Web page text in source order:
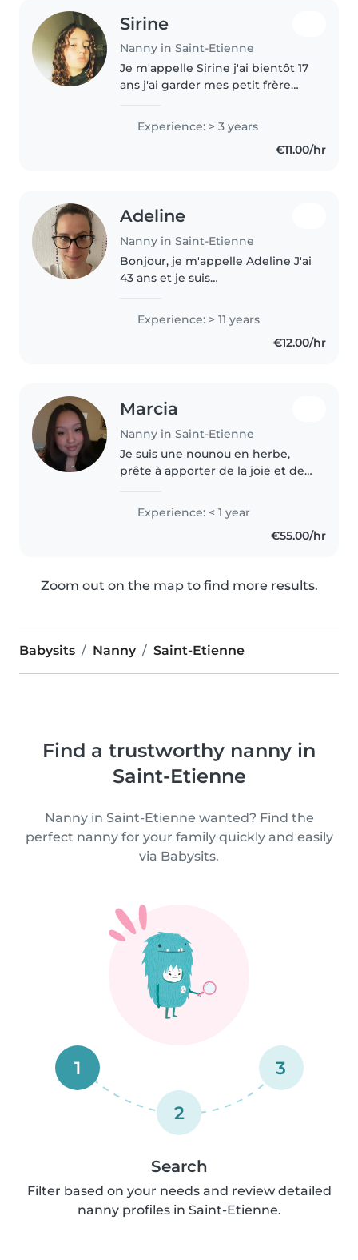
Sirine
Nanny in Saint-Etienne
Je m'appelle Sirine j'ai bientôt 17
ans j'ai garder mes petit frère
veut me faire de l'argent
rapidement
Experience: > 3 years
€11.00/hr
Adeline
Nanny in Saint-Etienne
Bonjour, je m'appelle Adeline J'ai
43 ans et je suis
depuis plus de 20 ans Je possède
un bep sanitaire et social ainsi
qu'un brevet de secouriste Je
Experience: > 11 years
€12.00/hr
Marcia
Nanny in Saint-Etienne
Je suis une nounou en herbe,
prête à apporter de la joie et de
que j'ai 1 ans d'expérience dans
le domaine de baby-sitting je
Experience: < 1 year
€55.00/hr
Zoom out on the map to find more results.
Babysits Nanny Saint-Etienne
Find a trustworthy nanny in
Saint-Etienne
Nanny in Saint-Etienne wanted? Find the
perfect nanny for your family quickly and easily
via Babysits.
1
2
3
Search
Filter based on your needs and review detailed
nanny profiles in Saint-Etienne.